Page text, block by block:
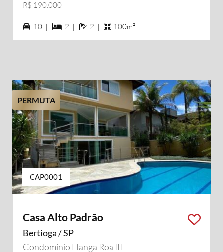
R$ 190.000
10 vagas na garagem
10 | 2 dormiórios
2 | 2 banheiros
2 | 100m²
PERMUTA
CAP0001
Casa Alto Padrão
Bertioga / SP
Condomínio Hanga Roa III